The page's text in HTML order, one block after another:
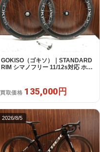
GOKISO（ゴキソ）｜STANDARD
RIM シマノフリー 11/12s対応 ホイ
買取価格 135,000円
2026/8/5